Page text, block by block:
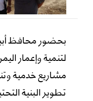
بحضور محافظ
لتنمية وإعمار
مشاريع خدمية
تطوير البنية